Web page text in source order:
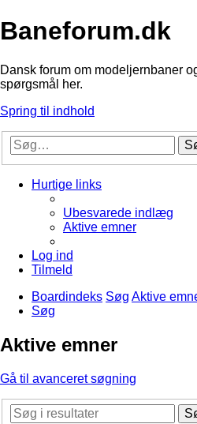
Baneforum.dk
Dansk forum om modeljernbaner
spørgsmål her.
Spring til indhold
Hurtige links
Ubesvarede indlæg
Aktive emner
Log ind
Tilmeld
Boardindeks Søg Aktive
Søg
Aktive emner
Gå til avanceret søgning